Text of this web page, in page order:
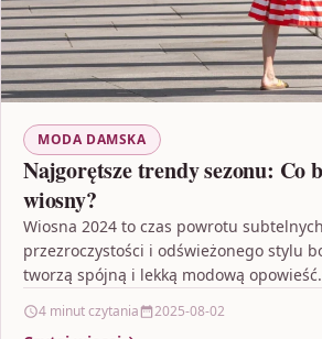
MODA DAMSKA
Najgorętsze trendy sezonu: Co
wiosny?
Wiosna 2024 to czas powrotu
przezroczystości i odświeżonego stylu
tworzą spójną i lekką modową
4 minut czytania 2025-08-02